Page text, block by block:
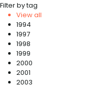
Filter by tag
View all
1994
1997
1998
1999
2000
2001
2003